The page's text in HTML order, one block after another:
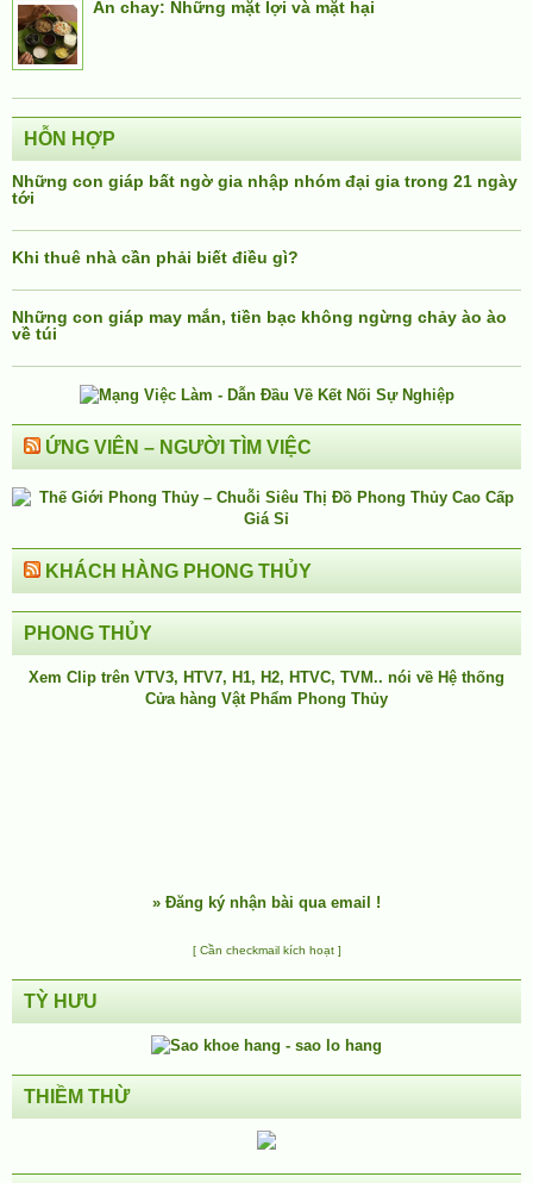
Ăn chay: Những mặt lợi và mặt hại
HỖN HỢP
Những con giáp bất ngờ gia nhập nhóm đại gia trong 21 ngày
tới
Khi thuê nhà cần phải biết điều gì?
Những con giáp may mắn, tiền bạc không ngừng chảy ào ào
về túi
ỨNG VIÊN – NGƯỜI TÌM VIỆC
KHÁCH HÀNG PHONG THỦY
PHONG THỦY
Xem Clip trên VTV3, HTV7, H1, H2, HTVC, TVM.. nói về Hệ thống
Cửa hàng Vật Phẩm Phong Thủy
» Đăng ký nhận bài qua email !
[ Cần checkmail kích hoạt ]
TỲ HƯU
THIỀM THỪ